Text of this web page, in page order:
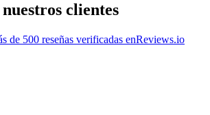
clientes
de 500 reseñas verificadas enReviews.io